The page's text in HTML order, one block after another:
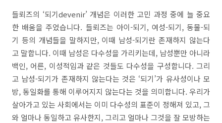
들뢰즈의 ‘되기devenir’ 개념은 이러한 고민 과정 중에 늘 중요
한 배움을 주었습니다. 들뢰즈는 아이-되기, 여성-되기, 동물-되
기 등의 개념들을 말하지만, 이때 남성-되기란 존재하지 않는다
고 말합니다. 이때 남성은 다수성을 가리키는데, 남성뿐만 아니라
백인, 어른, 이성적임과 같은 것들도 다수성을 구성합니다. 그리
고 남성-되기가 존재하지 않는다는 것은 ‘되기’가 유사성이나 모
방, 동일화를 통해 이루어지지 않는다는 것을 의미합니다. 우리가
살아가고 있는 사회에서는 이미 다수성의 표준이 정해져 있고, 그
와 얼마나 동일하고 유사한지, 그리고 얼마나 그것을 잘 모방하는